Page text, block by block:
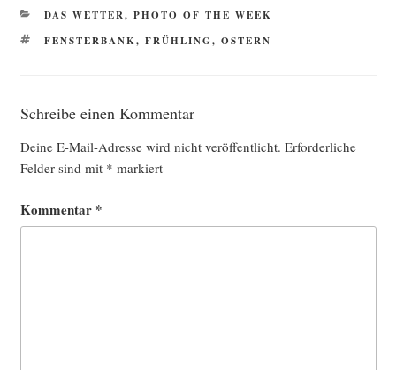
KATEGORIEN
DAS WETTER, PHOTO OF THE WEEK
SCHLAGWÖRTER
FENSTERBANK, FRÜHLING, OSTERN
Schreibe einen Kommentar
Deine E-Mail-Adresse wird nicht veröffentlicht. Erforderliche
Felder sind mit * markiert
Kommentar *